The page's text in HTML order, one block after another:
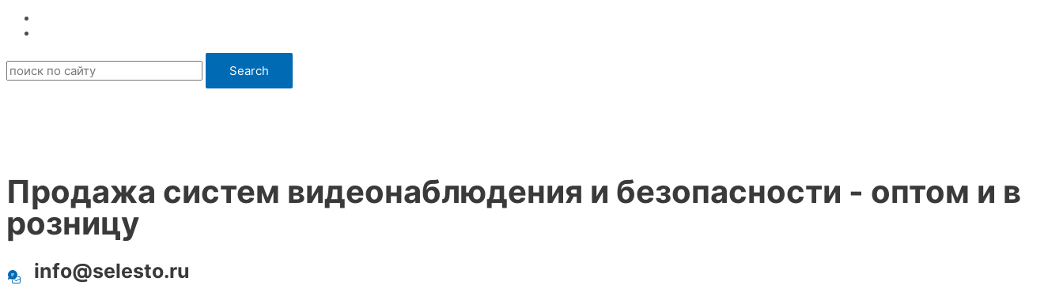
Search
Продажа систем видеонаблюдения и безопасности - оптом и в
розницу
info@selesto.ru